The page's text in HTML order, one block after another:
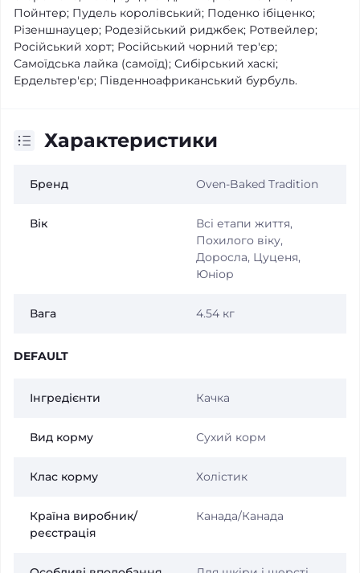
Пойнтер; Пудель королівський; Поденко ібіценко;
Різеншнауцер; Родезійський риджбек; Ротвейлер;
Російський хорт; Російський чорний тер'єр;
Самоїдська лайка (самоїд); Сибірський хаскі;
Ердельтер'єр; Південноафриканський бурбуль.
Характеристики
Бренд Oven-Baked Tradition
Вік
Всі етапи життя,
Похилого віку,
Доросла, Цуценя,
Юніор
Вага 4.54 кг
DEFAULT
Інгредієнти Качка
Вид корму Сухий корм
Клас корму Холістик
Країна виробник/
реєстрація
Канада/Канада